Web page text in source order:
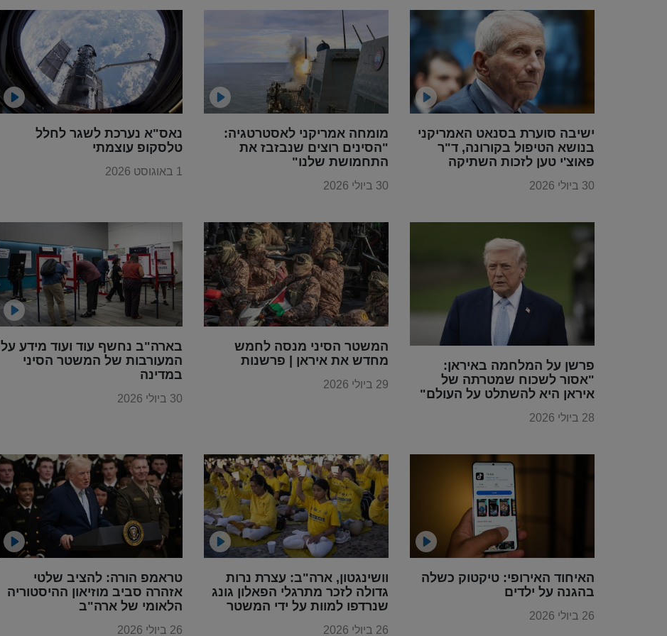
נאס"א נערכת לשגר לחלל
טלסקופ עוצמתי
1 באוגוסט 2026
מומחה אמריקני לאסטרטגיה:
"הסינים רוצים שנבזבז את
התחמושת שלנו"
30 ביולי 2026
ישיבה סוערת בסנאט האמריקני
בנושא הטיפול בקורונה, ד"ר
פאוצ'י טען לזכות השתיקה
30 ביולי 2026
בארה"ב נחשף עוד ועוד מידע על
המעורבות של המשטר הסיני
במדינה
30 ביולי 2026
המשטר הסיני מנסה לחמש
מחדש את איראן | פרשנות
29 ביולי 2026
פרשן על המלחמה באיראן:
"אסור לשכוח שמטרתה של
איראן היא להשתלט על העולם"
28 ביולי 2026
טראמפ הורה: להציב שלטי
אזהרה סביב מוזיאון ההיסטוריה
הלאומי של ארה"ב
26 ביולי 2026
וושינגטון, ארה"ב: עצרת נרות
גדולה לזכר מתרגלי הפאלון גונג
שנרדפו למוות על ידי המשטר
26 ביולי 2026
האיחוד האירופי: טיקטוק כשלה
בהגנה על ילדים
26 ביולי 2026